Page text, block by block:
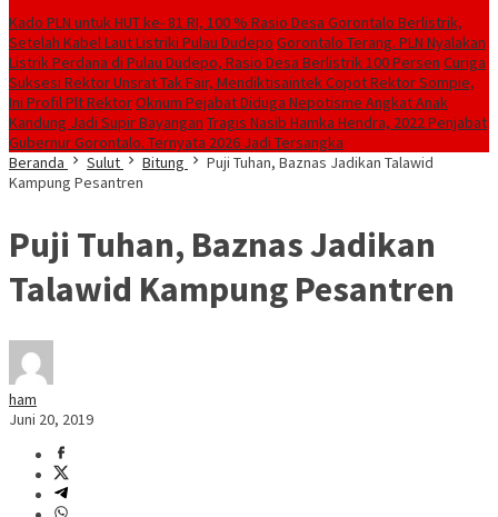
Kado PLN untuk HUT ke- 81 RI, 100 % Rasio Desa Gorontalo Berlistrik,
Setelah Kabel Laut Listriki Pulau Dudepo Gorontalo Terang. PLN Nyalakan
Listrik Perdana di Pulau Dudepo, Rasio Desa Berlistrik 100 Persen Curiga
Suksesi Rektor Unsrat Tak Fair, Mendiktisaintek Copot Rektor Sompie,
Ini Profil Plt RektorOknum Pejabat Diduga Nepotisme Angkat Anak
Kandung Jadi Supir Bayangan Tragis Nasib Hamka Hendra, 2022 Penjabat
Gubernur Gorontalo. Ternyata 2026 Jadi Tersangka
Beranda
Sulut Bitung
Puji Tuhan, Baznas Jadikan Talawid
Kampung Pesantren
Puji Tuhan, Baznas Jadikan
Talawid Kampung Pesantren
ham
Juni 20, 2019